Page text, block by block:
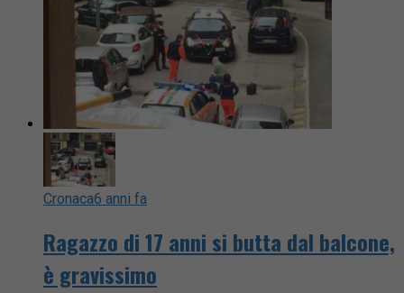
Cronaca6 anni fa
Ragazzo di 17 anni si butta dal balcone,
è gravissimo